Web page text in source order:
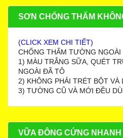
SƠN CHỐNG THẤM
(CLICK XEM CHI TIẾT)
CHỐNG THẤM TƯỜNG NGOÀI
1) MÀU TRẮNG SỮA, QUÉT
NGOÀI ĐÃ TÔ
2) KHÔNG PHẢI TRÉT BỘT
3) TƯỜNG CŨ VÀ MỚI ĐỀU
VỮA ĐÔNG CỨNG